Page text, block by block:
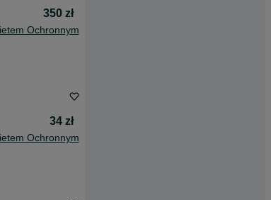
350 zł
Ochronnym
34 zł
Ochronnym